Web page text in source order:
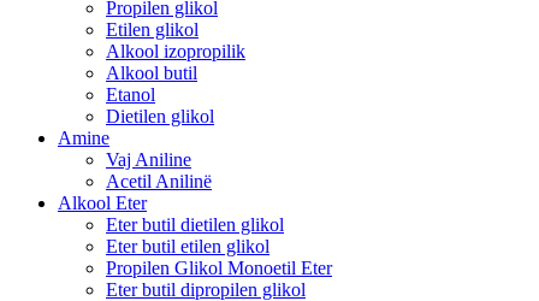
Propilen glikol
Etilen glikol
Alkool izopropilik
Alkool butil
Etanol
Dietilen glikol
Amine
Vaj Aniline
Acetil Anilinë
Alkool Eter
Eter butil dietilen glikol
Eter butil etilen glikol
Propilen Glikol Monoetil Eter
Eter butil dipropilen glikol